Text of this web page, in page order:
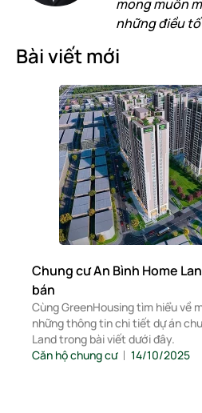
mong muốn
những điều
Bài viết mới
Chung cư An Bình Home
bán
Cùng GreenHousing tìm hiểu về
những thông tin chi tiết dự án
Land trong bài viết dưới đây.
Căn hộ chung cư
14/10/2025